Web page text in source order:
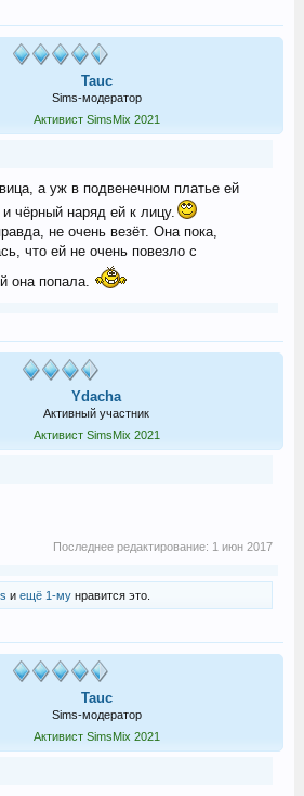
Tauc
Sims-модератор
Активист SimsMix 2021
а уж в подвенечном платье ей
чёрный наряд ей к лицу.
не очень везёт. Она пока,
что ей не очень повезло с
она попала.
Ydacha
Активный участник
Активист SimsMix 2021
Последнее редактирование: 1 июн 2017
и ещё 1-мунравится это.
Tauc
Sims-модератор
Активист SimsMix 2021